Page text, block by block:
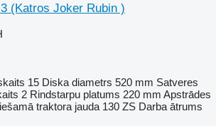
(Katros Joker Rubin )
15 Diska diametrs 520 mm Satveres
2 Rindstarpu platums 220 mm Apstrādes
traktora jauda 130 ZS Darba ātrums